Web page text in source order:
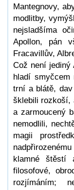
Mantegnovy,
modlitby,
nejsladšíma
Apollon, pán
Fracavillův,
Což není jediný
hladí smyčcem
trní a blátě,
šklebili rozkoší,
a zarmoucený
nemodlili,
magii
klamné štěstí
filosofové,
rozjímáním;